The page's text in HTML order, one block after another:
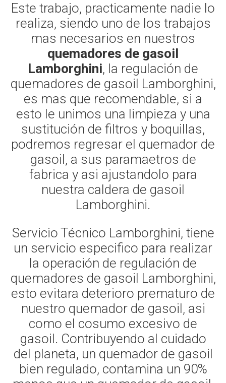
Este trabajo, practicamente nadie lo
realiza, siendo uno de los trabajos
mas necesarios en nuestros
quemadores de gasoil
Lamborghini, la regulación de
quemadores de gasoil Lamborghini,
es mas que recomendable, si a
esto le unimos una limpieza y una
sustitución de filtros y boquillas,
podremos regresar el quemador de
gasoil, a sus paramaetros de
fabrica y asi ajustandolo para
nuestra caldera de gasoil
Lamborghini.
Servicio Técnico Lamborghini, tiene
un servicio especifico para realizar
la operación de regulación de
quemadores de gasoil Lamborghini,
esto evitara deterioro prematuro de
nuestro quemador de gasoil, asi
como el cosumo excesivo de
gasoil. Contribuyendo al cuidado
del planeta, un quemador de gasoil
bien regulado, contamina un 90%